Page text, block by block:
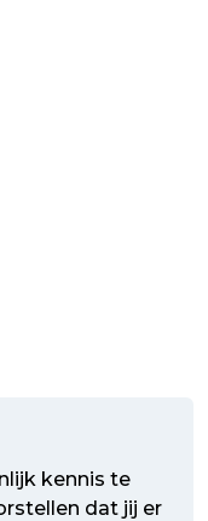
kennis te
dat jij er